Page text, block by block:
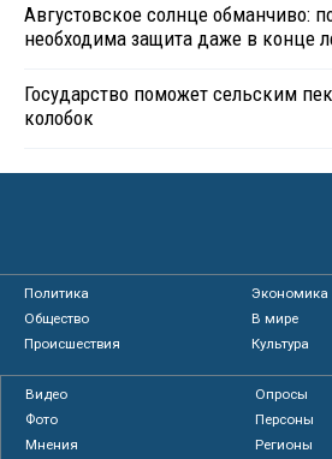
Августовское солнце обманчиво:
необходима защита даже в конце
Государство поможет сельским
колобок
Политика
Экономика
Общество
В мире
Происшествия
Культура
Видео
Опросы
Фото
Персоны
Мнения
Регионы